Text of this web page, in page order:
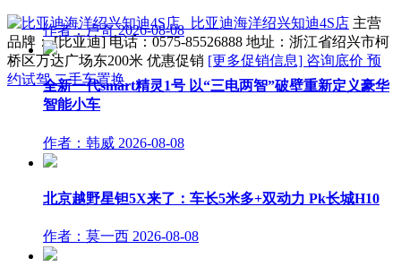
比亚迪海洋绍兴知迪4S店 主营
品牌： [比亚迪] 电话：0575-85526888 地址： 浙江省绍兴市柯
桥区万达广场东200米 优惠促销 [更多促销信息] 咨询底价 预
约试驾二手车置换
作者：卢奇 2026-08-08
全新一代smart精灵1号 以“三电两智”破壁重新定义豪华
智能小车
作者：韩威 2026-08-08
北京越野星钽5X来了：车长5米多+双动力 Pk长城H10
作者：莫一西 2026-08-08